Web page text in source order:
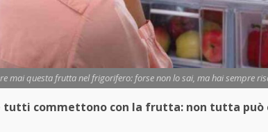
mai questa frutta nel frigorifero: forse non lo sai, ma hai sempre
tutti commettono con la frutta: non tutta